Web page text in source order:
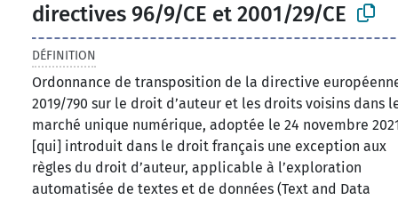
directives 96/9/CE et 2001/29/CE
DÉFINITION
Ordonnance de transposition de la directive
2019/790 sur le droit d’auteur et les droits voisins dans
marché unique numérique, adoptée le 24 novembre
[qui] introduit dans le droit français une exception aux
règles du droit d’auteur, applicable à l’exploration
automatisée de textes et de données (Text and Data